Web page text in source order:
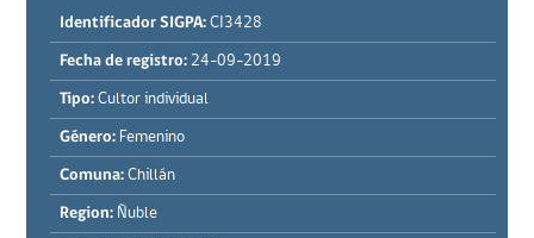
Identificador SIGPA: CI3428
Fecha de registro: 24-09-2019
Tipo: Cultor individual
Género: Femenino
Comuna: Chillán
Region: Ñuble